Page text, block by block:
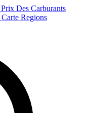
Prix Des Carburants
Carte Regions